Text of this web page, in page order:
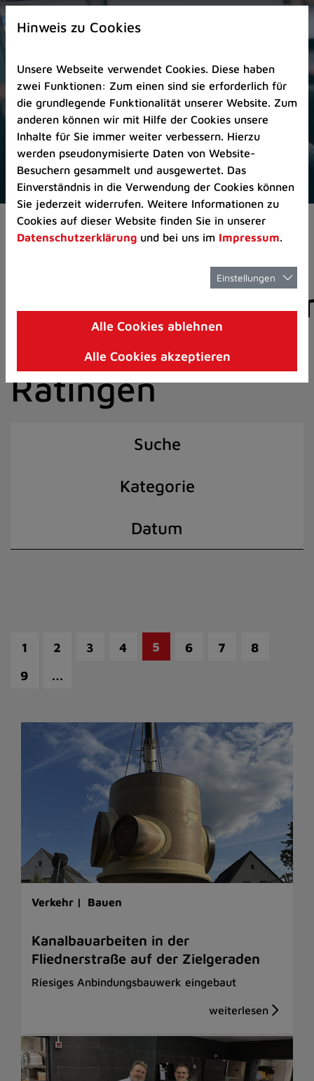
Zur
Startseite
Zum
Seitenanfang
springen
(Schnelltaste
A)
Zur
Navigation/Menü
springen
(Schnelltaste
M)
Zur
8)
I)
Aktuelles Pressemitteilungen
der Stadt
Ratingen
Suche
Kategorie
Datum
1 2 3 4 5 6 7
8
9
…
Verkehr | Bauen
Kanalbauarbeiten in der
Fliednerstraße auf der Zielgeraden
Riesiges Anbindungsbauwerk eingebaut
Hinweis zu Cookies
Unsere Webseite verwendet Cookies. Diese haben
zwei Funktionen: Zum einen sind sie erforderlich für
die grundlegende Funktionalität unserer Website. Zum
anderen können wir mit Hilfe der Cookies unsere
Inhalte für Sie immer weiter verbessern. Hierzu
werden pseudonymisierte Daten von Website-
Besuchern gesammelt und ausgewertet. Das
Einverständnis in die Verwendung der Cookies können
Sie jederzeit widerrufen. Weitere Informationen zu
Cookies auf dieser Website finden Sie in unserer
Datenschutzerklärung und bei uns im Impressum.
Einstellungen
Alle Cookies ablehnen
Alle Cookies akzeptieren